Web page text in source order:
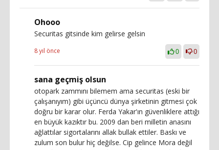
Ohooo
Securitas gitsinde kim gelirse gelsin
8 yıl önce 0 0
sana geçmiş olsun
otopark zammını bilemem ama securitas (eski bir
çalışanıyım) gibi üçüncü dünya şirketinin gitmesi çok
doğru bir karar olur. Ferda Yakar'ın güvenliklere attığı
en büyük kazıktır bu. 2009 dan beri milletin anasını
ağlattılar sigortalarını allak bullak ettiler. Baskı ve
zulum son bulur hiç değilse. Cip gelince Mora değil